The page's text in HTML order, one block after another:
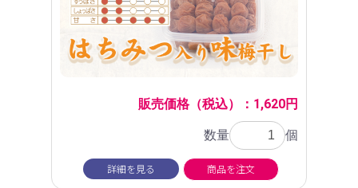
販売価格（税込）：1,620円
数量 個
詳細を見る 商品を注文